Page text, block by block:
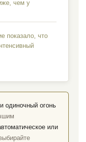
чем у
показало, что
одиночный огонь
или